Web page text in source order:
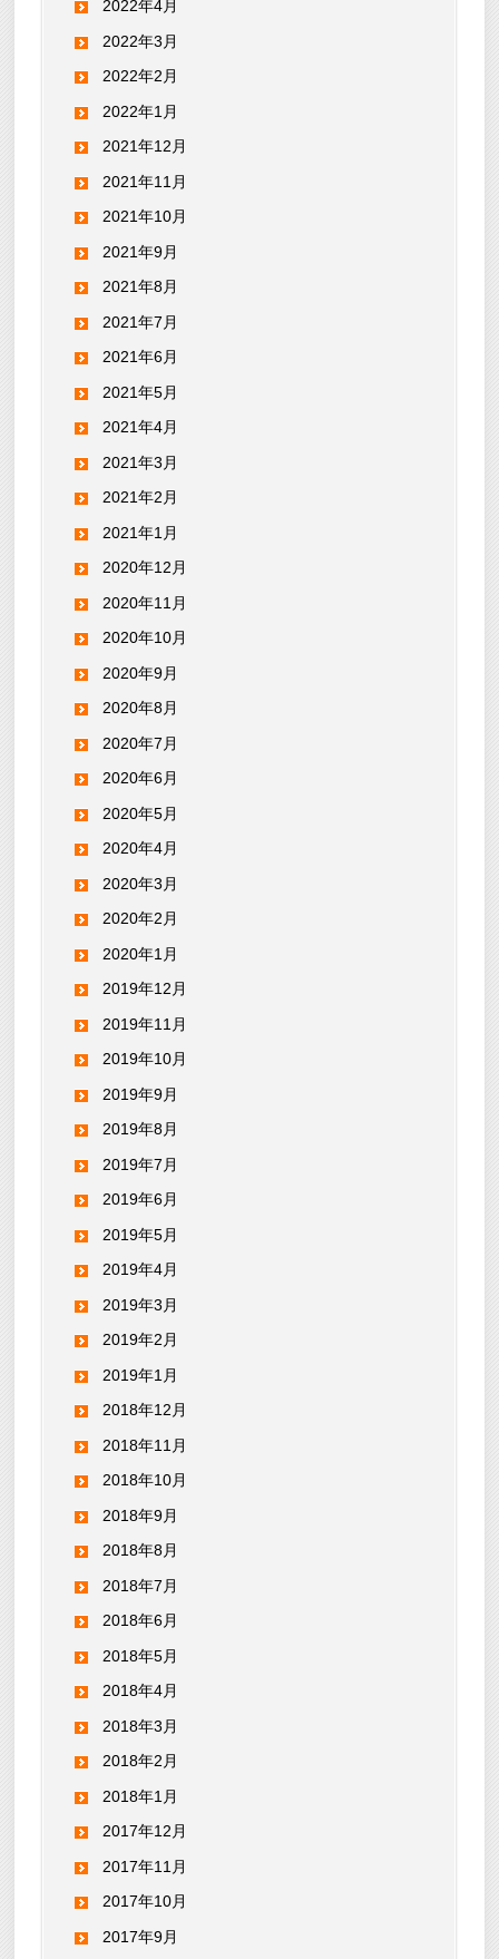
2022年4月
2022年3月
2022年2月
2022年1月
2021年12月
2021年11月
2021年10月
2021年9月
2021年8月
2021年7月
2021年6月
2021年5月
2021年4月
2021年3月
2021年2月
2021年1月
2020年12月
2020年11月
2020年10月
2020年9月
2020年8月
2020年7月
2020年6月
2020年5月
2020年4月
2020年3月
2020年2月
2020年1月
2019年12月
2019年11月
2019年10月
2019年9月
2019年8月
2019年7月
2019年6月
2019年5月
2019年4月
2019年3月
2019年2月
2019年1月
2018年12月
2018年11月
2018年10月
2018年9月
2018年8月
2018年7月
2018年6月
2018年5月
2018年4月
2018年3月
2018年2月
2018年1月
2017年12月
2017年11月
2017年10月
2017年9月